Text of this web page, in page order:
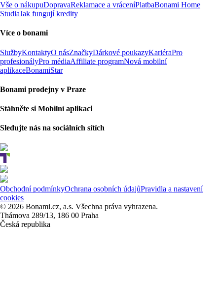
Vše o nákupuDopravaReklamace a vráceníPlatbaBonami Home
StudiaJak fungují kredity
Více o bonami
SlužbyKontaktyO násZnačkyDárkové poukazyKariéraPro
profesionályPro médiaAffiliate programNová mobilní
aplikaceBonamiStar
Bonami prodejny v Praze
Stáhněte si Mobilní aplikaci
Sledujte nás na sociálních sítích
Obchodní podmínkyOchrana osobních údajůPravidla a nastavení
cookies
© 2026 Bonami.cz, a.s. Všechna práva vyhrazena.
Thámova 289/13, 186 00 Praha
Česká republika